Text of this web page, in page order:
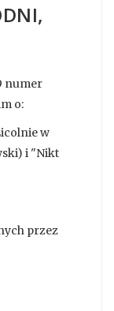
numer
o:
w
i "Nikt
przez